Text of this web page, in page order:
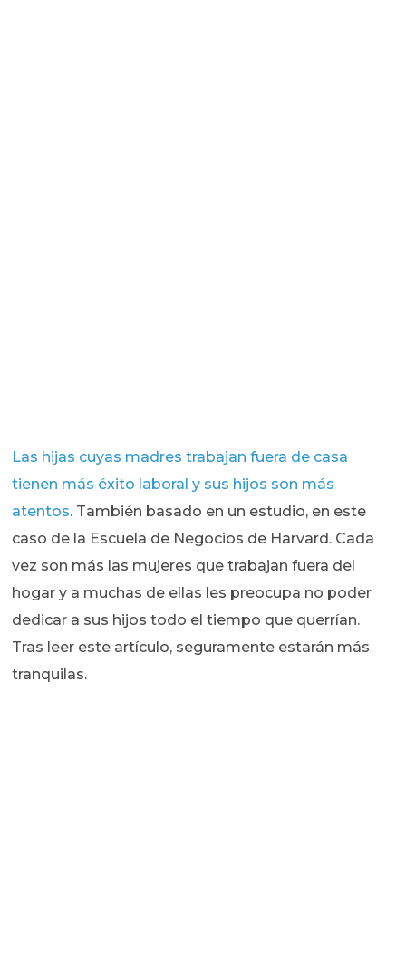
Las hijas cuyas madres trabajan fuera de casa
tienen más éxito laboral y sus hijos son más
atentos. También basado en un estudio, en este
caso de la Escuela de Negocios de Harvard. Cada
vez son más las mujeres que trabajan fuera del
hogar y a muchas de ellas les preocupa no poder
dedicar a sus hijos todo el tiempo que querrían.
Tras leer este artículo, seguramente estarán más
tranquilas.